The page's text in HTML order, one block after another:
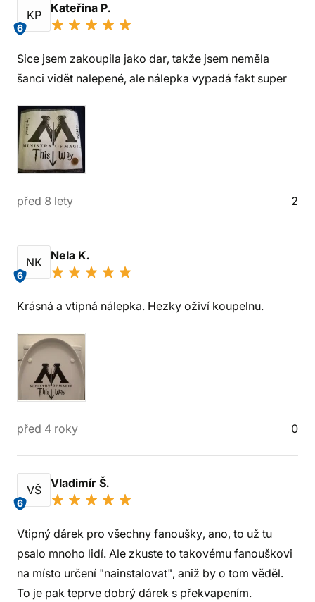
KP
6
Kateřina P.
Sice jsem zakoupila jako dar, takže jsem neměla
šanci vidět nalepené, ale nálepka vypadá fakt super
před 8 lety 2
NK
6
Nela K.
Krásná a vtipná nálepka. Hezky oživí koupelnu.
před 4 roky 0
VŠ
6
Vladimír Š.
Vtipný dárek pro všechny fanoušky, ano, to už tu
psalo mnoho lidí. Ale zkuste to takovému fanouškovi
na místo určení "nainstalovat", aniž by o tom věděl.
To je pak teprve dobrý dárek s překvapením.